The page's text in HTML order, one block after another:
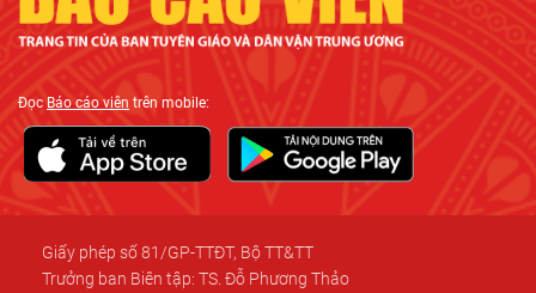
ĐọcBáo cáo viên trên mobile:
Giấy phép số 81/GP-TTĐT, Bộ TT&TT
Trưởng ban Biên tập: TS. Đỗ Phương Thảo